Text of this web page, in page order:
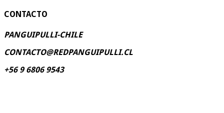
CONTACTO
PANGUIPULLI-CHILE
CONTACTO@REDPANGUIPULLI.CL
+56 9 6806 9543